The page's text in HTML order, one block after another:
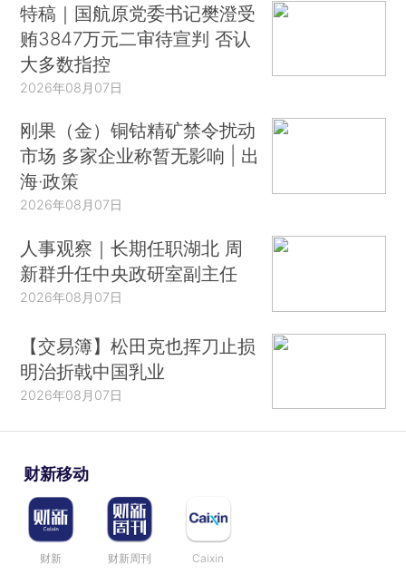
特稿｜国航原党委书记樊澄受
贿3847万元二审待宣判 否认
大多数指控
2026年08月07日
刚果（金）铜钴精矿禁令扰动
市场 多家企业称暂无影响 | 出
海·政策
2026年08月07日
人事观察｜长期任职湖北 周
新群升任中央政研室副主任
2026年08月07日
【交易簿】松田克也挥刀止损
明治折戟中国乳业
2026年08月07日
财新移动
财新 财新周刊 Caixin